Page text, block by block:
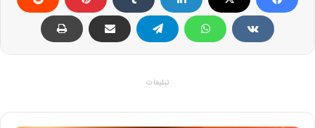
تبلیغات